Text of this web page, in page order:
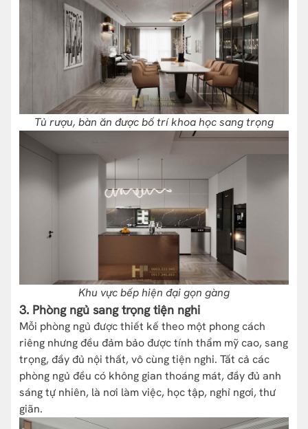
Tủ rượu, bàn ăn được bố trí khoa học sang trọng
Khu vực bếp hiện đại gọn gàng
3. Phòng ngủ sang trọng tiện nghi
Mỗi phòng ngủ được thiết kế theo một phong cách
riêng nhưng đều đảm bảo được tính thẩm mỹ cao, sang
trọng, đầy đủ nội thất, vô cùng tiện nghi. Tất cả các
phòng ngủ đều có không gian thoáng mát, đầy đủ anh
sáng tự nhiên, là nơi làm việc, học tập, nghỉ ngơi, thư
giãn.